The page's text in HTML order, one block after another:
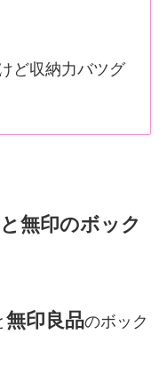
ど収納力バツグ
無印のボック
無印良品のボック